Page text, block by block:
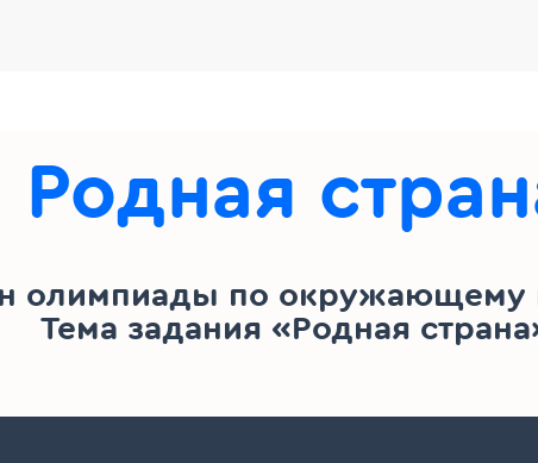
Родная
олимпиады по окружающему
Тема задания «Родная